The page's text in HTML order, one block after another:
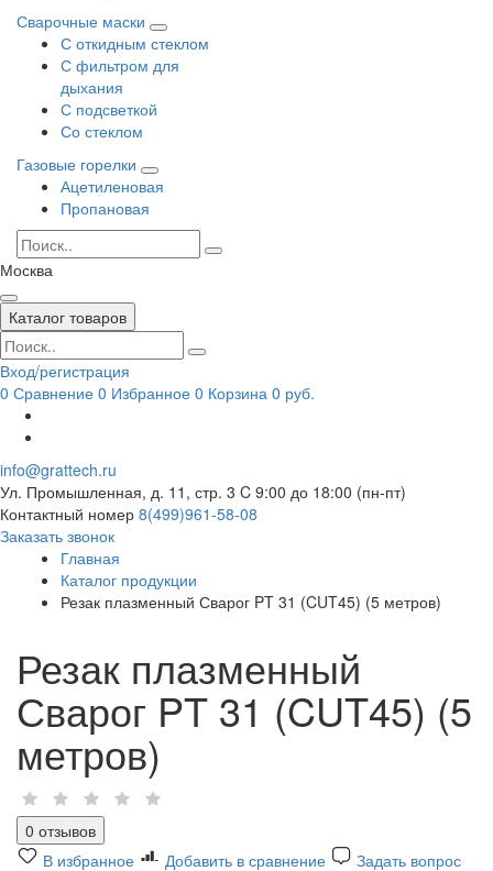
Сварочные маски
С откидным стеклом
С фильтром для
дыхания
С подсветкой
Со стеклом
Газовые горелки
Ацетиленовая
Пропановая
Москва
Каталог товаров
Вход/регистрация
0 Сравнение 0 Избранное 0 Корзина 0 руб.
info@grattech.ru
Ул. Промышленная, д. 11, стр. 3 C 9:00 до 18:00 (пн-пт)
Контактный номер 8(499)961-58-08
Заказать звонок
Главная
Каталог продукции
Резак плазменный Сварог PT 31 (CUT45) (5 метров)
Резак плазменный
Сварог PT 31 (CUT45) (5
метров)
0 отзывов
В избранное
Добавить в сравнение
Задать вопрос